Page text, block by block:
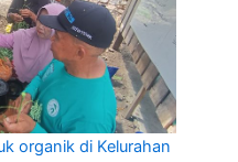
organik di Kelurahan